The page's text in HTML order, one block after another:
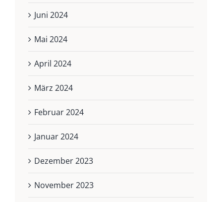
Juni 2024
Mai 2024
April 2024
März 2024
Februar 2024
Januar 2024
Dezember 2023
November 2023